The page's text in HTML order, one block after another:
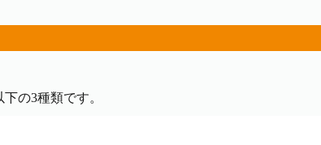
の3種類です。